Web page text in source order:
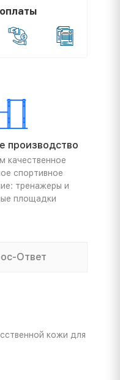
производство
качественное
спортивное
тренажеры и
площадки
Ответ
кожи для